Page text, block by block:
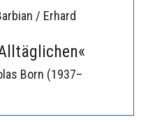
/ Erhard
Born (1937–